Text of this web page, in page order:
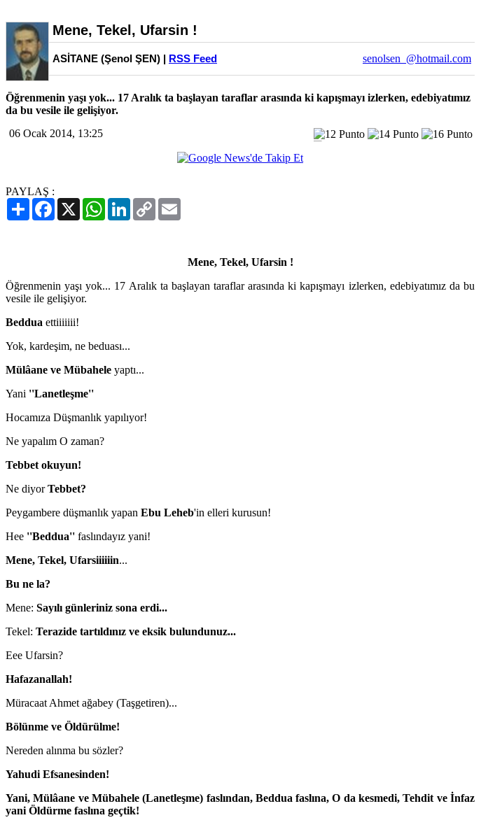
Mene, Tekel, Ufarsin !
ASİTANE (Şenol ŞEN) | RSS Feed senolsen_@hotmail.com
Öğrenmenin yaşı yok... 17 Aralık ta başlayan taraflar arasında ki kapışmayı izlerken, edebiyatımız
da bu vesile ile gelişiyor.
06 Ocak 2014, 13:25
PAYLAŞ :
PaylaşFacebook
X WhatsAppLinkedIn
Copy
Link
Mene, Tekel, Ufarsin !
Öğrenmenin yaşı yok... 17 Aralık ta başlayan taraflar arasında ki kapışmayı izlerken, edebiyatımız da bu
vesile ile gelişiyor.
Beddua ettiiiiiii!
Yok, kardeşim, ne beduası...
Mülâane ve Mübahele yaptı...
Yani ''Lanetleşme''
Hocamıza Düşmanlık yapılıyor!
Ne yapalım O zaman?
Tebbet okuyun!
Ne diyorTebbet?
Peygambere düşmanlık yapan Ebu Leheb'in elleri kurusun!
Hee ''Beddua'' faslındayız yani!
Mene, Tekel, Ufarsiiiiiin...
Bu ne la?
Mene: Sayılı günleriniz sona erdi...
Tekel: Terazide tartıldınız ve eksik bulundunuz...
Eee Ufarsin?
Hafazanallah!
Müracaat Ahmet ağabey (Taşgetiren)...
Bölünme ve Öldürülme!
Nereden alınma bu sözler?
Yahudi Efsanesinden!
Yani, Mülâane ve Mübahele (Lanetleşme) faslından, Beddua faslına, O da kesmedi, Tehdit ve İnfaz
yani Öldürme faslına geçtik!